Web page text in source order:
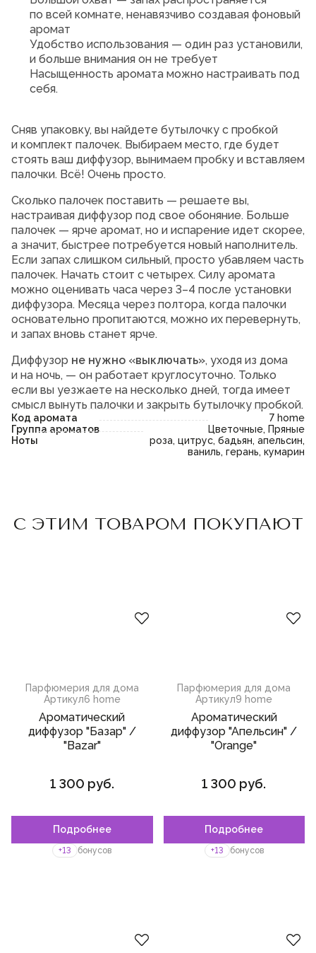
по всей комнате, ненавязчиво создавая фоновый
аромат
Удобство использования — один раз установили,
и больше внимания он не требует
Насыщенность аромата можно настраивать под
себя.
Сняв упаковку, вы найдете бутылочку с пробкой
и комплект палочек. Выбираем место, где будет
стоять ваш диффузор, вынимаем пробку и вставляем
палочки. Всё! Очень просто.
Сколько палочек поставить — решаете вы,
настраивая диффузор под свое обоняние. Больше
палочек — ярче аромат, но и испарение идет скорее,
а значит, быстрее потребуется новый наполнитель.
Если запах слишком сильный, просто убавляем часть
палочек. Начать стоит с четырех. Силу аромата
можно оценивать часа через 3–4 после установки
диффузора. Месяца через полтора, когда палочки
основательно пропитаются, можно их перевернуть,
и запах вновь станет ярче.
Диффузор не нужно «выключать», уходя из дома
и на ночь, — он работает круглосуточно. Только
если вы уезжаете на несколько дней, тогда имеет
смысл вынуть палочки и закрыть бутылочку пробкой.
Код аромата
7 home
Группа ароматов
Цветочные, Пряные
Ноты
роза, цитрус, бадьян, апельсин,
ваниль, герань, кумарин
С ЭТИМ ТОВАРОМ ПОКУПАЮТ
зарегистрируйтесь,
чтобы добавить товар в
Парфюмерия для дома
Артикул6 home
Ароматический
диффузор "Базар" /
"Bazar"
1 300 руб.
Подробнее
+13 бонусов
зарегистрируйтесь,
чтобы добавить товар в
Парфюмерия для дома
Артикул9 home
Ароматический
диффузор "Апельсин" /
"Orange"
1 300 руб.
Подробнее
+13 бонусов
Пожалуйста,войдите
зарегистрируйтесь,
чтобы добавить товар в
Пожалуйста,войдите
зарегистрируйтесь,
чтобы добавить товар в